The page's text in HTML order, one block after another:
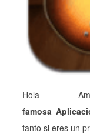
Hola
famosa
tanto si eres un